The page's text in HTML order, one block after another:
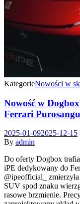
KategorieNowości w
Nowość w
Ferrari
2025-01-092025-12-15
By admin
Do oferty Dogbox
iPE dedykowany do
@ipeofficial_
SUV spod znaku
rasowe brzmienie.